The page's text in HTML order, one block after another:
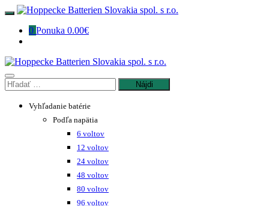
Preskočiť
obsah
0 Ponuka 0.00€
Hľadať:
Vyhľadanie batérie
Podľa napätia
6 voltov
12 voltov
24 voltov
48 voltov
80 voltov
96 voltov